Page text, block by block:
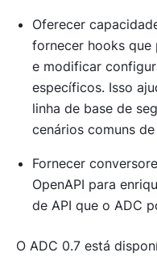
Oferecer
fornecer hooks que
e modificar
específicos. Isso
linha de base de
cenários comuns
Fornecer
OpenAPI para
de API que o ADC
O ADC 0.7 está